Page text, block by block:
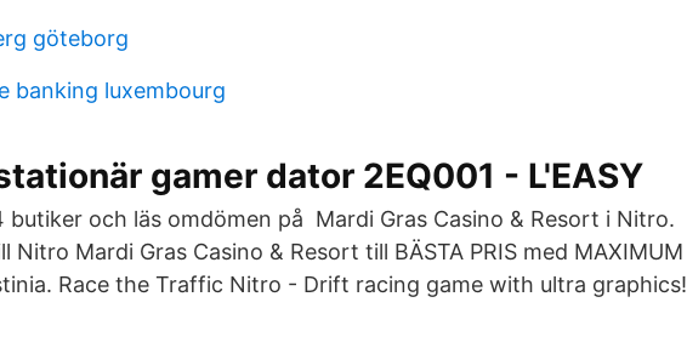
göteborg
banking luxembourg
gamer dator 2EQ001 - L'EASY
butiker och läs omdömen på Mardi Gras Casino & Resort i Nitro.
Nitro Mardi Gras Casino & Resort till BÄSTA PRIS med MAXIMUM
Race the Traffic Nitro - Drift racing game with ultra graphics!